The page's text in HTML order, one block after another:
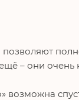
– они очень
возможна